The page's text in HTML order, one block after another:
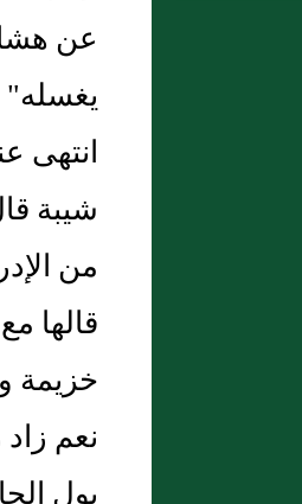
عن
انتهى
شيبة
من
قالها
خزيمة
نعم